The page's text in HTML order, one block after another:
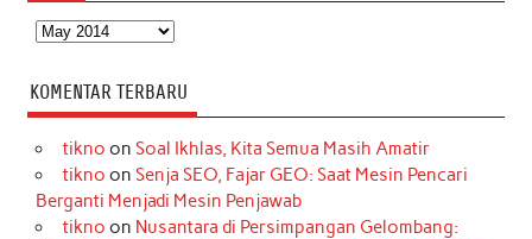
Arsip
KOMENTAR TERBARU
tikno on Soal Ikhlas, Kita Semua Masih Amatir
tikno on Senja SEO, Fajar GEO: Saat Mesin Pencari
Berganti Menjadi Mesin Penjawab
tikno on Nusantara di Persimpangan Gelombang: